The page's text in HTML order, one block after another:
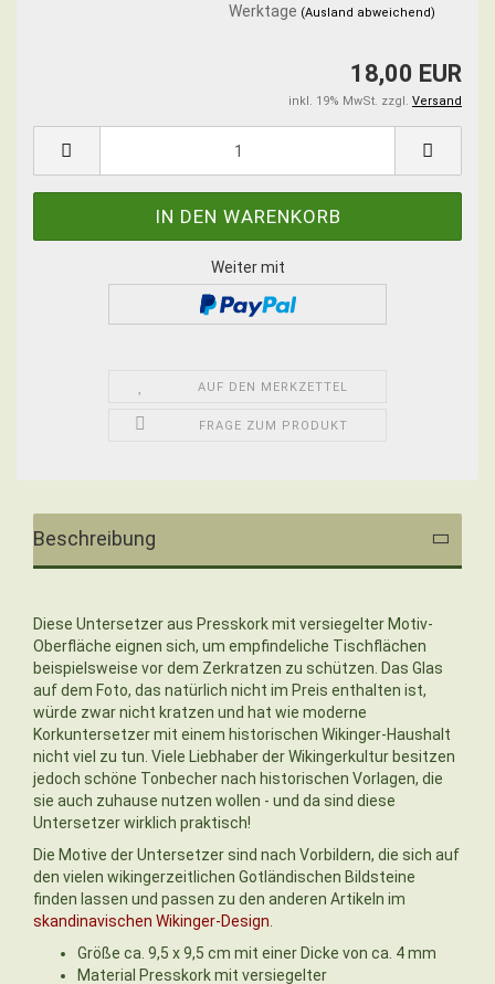
Werktage (Ausland abweichend)
18,00 EUR
inkl. 19% MwSt. zzgl. Versand
Weiter mit
AUF DEN MERKZETTEL
FRAGE ZUM PRODUKT
Beschreibung
Diese Untersetzer aus Presskork mit versiegelter Motiv-
Oberfläche eignen sich, um empfindeliche Tischflächen
beispielsweise vor dem Zerkratzen zu schützen. Das Glas
auf dem Foto, das natürlich nicht im Preis enthalten ist,
würde zwar nicht kratzen und hat wie moderne
Korkuntersetzer mit einem historischen Wikinger-Haushalt
nicht viel zu tun. Viele Liebhaber der Wikingerkultur besitzen
jedoch schöne Tonbecher nach historischen Vorlagen, die
sie auch zuhause nutzen wollen - und da sind diese
Untersetzer wirklich praktisch!
Die Motive der Untersetzer sind nach Vorbildern, die sich auf
den vielen wikingerzeitlichen Gotländischen Bildsteine
finden lassen und passen zu den anderen Artikeln im
skandinavischen Wikinger-Design
Größe ca. 9,5 x 9,5 cm mit einer Dicke von ca. 4 mm
Material Presskork mit versiegelter